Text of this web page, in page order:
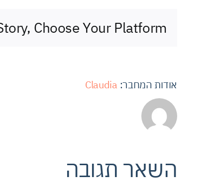
Choose Your Platform!
אודות המחבר: Claudia
השאר תגובה